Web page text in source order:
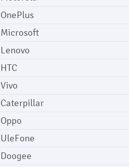
OnePlus
Microsoft
Lenovo
HTC
Vivo
Caterpillar
Oppo
UleFone
Doogee